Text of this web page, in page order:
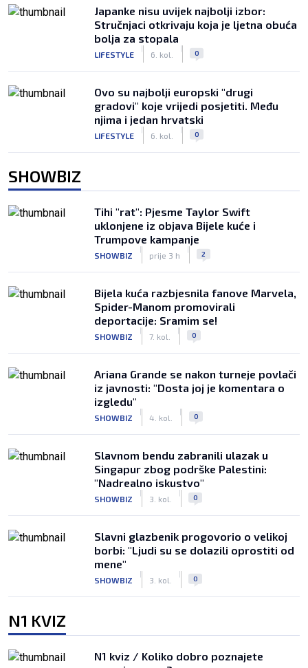
Japanke nisu uvijek najbolji izbor:
Stručnjaci otkrivaju koja je ljetna obuća
bolja za stopala
LIFESTYLE 6. kol. 0
Ovo su najbolji europski "drugi
gradovi" koje vrijedi posjetiti. Među
njima i jedan hrvatski
LIFESTYLE 6. kol. 0
SHOWBIZ
Tihi "rat": Pjesme Taylor Swift
uklonjene iz objava Bijele kuće i
Trumpove kampanje
SHOWBIZ prije 3 h 2
Bijela kuća razbjesnila fanove Marvela,
Spider-Manom promovirali
deportacije: Sramim se!
SHOWBIZ 7. kol. 0
Ariana Grande se nakon turneje povlači
iz javnosti: "Dosta joj je komentara o
izgledu"
SHOWBIZ 4. kol. 0
Slavnom bendu zabranili ulazak u
Singapur zbog podrške Palestini:
"Nadrealno iskustvo"
SHOWBIZ 3. kol. 0
Slavni glazbenik progovorio o velikoj
borbi: "Ljudi su se dolazili oprostiti od
mene"
SHOWBIZ 3. kol. 0
N1 KVIZ
N1 kviz / Koliko dobro poznajete